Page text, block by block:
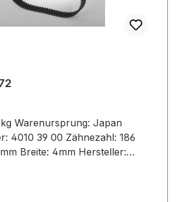
Warenursprung: Japan
4010 39 00 Zähnezahl: 186
Breite: 4mm Hersteller:
ja Hinweis: Listenpreis =